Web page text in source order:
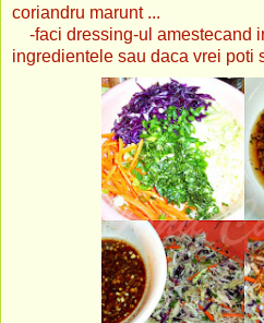
coriandru marunt ...
-faci dressing-ul amestecand
ingredientele sau daca vrei poti